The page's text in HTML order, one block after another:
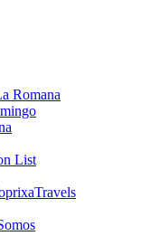
Romana
List